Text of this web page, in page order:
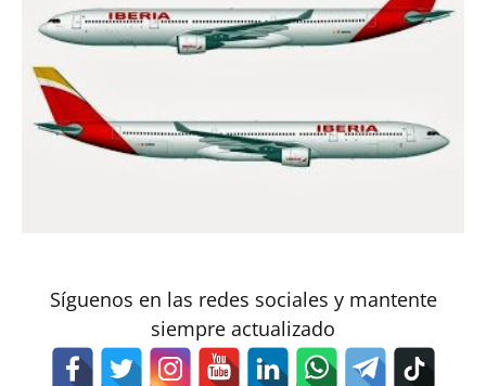
Síguenos en las redes sociales y mantente
siempre actualizado